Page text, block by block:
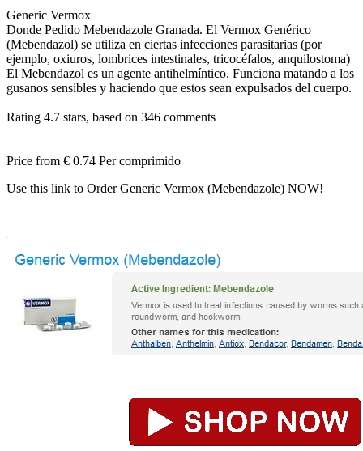
Generic Vermox
Donde Pedido Mebendazole Granada. El Vermox Genérico
(Mebendazol) se utiliza en ciertas infecciones parasitarias (por
ejemplo, oxiuros, lombrices intestinales, tricocéfalos, anquilostoma)
El Mebendazol es un agente antihelmíntico. Funciona matando a los
gusanos sensibles y haciendo que estos sean expulsados del cuerpo.
Rating 4.7 stars, based on 346 comments
Price from € 0.74 Per comprimido
Use this link to Order Generic Vermox (Mebendazole) NOW!